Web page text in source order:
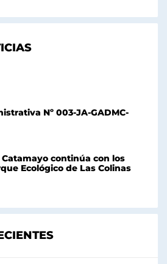
Nº 003-JA-GADMC-
continúa con los
Ecológico de Las Colinas